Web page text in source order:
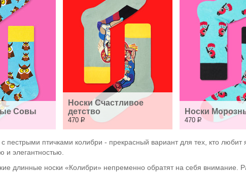
Совы
Носки Счастливое
детство
470 Р
Носки
470 Р
пестрыми птичками колибри - прекрасный вариант для тех, кто
и элегантностью.
длинные носки «Колибри» непременно обратят на себя внимание.